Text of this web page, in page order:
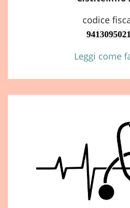
codice
Leggi come